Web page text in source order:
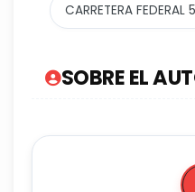
CARRETERA FEDERAL
SOBRE EL